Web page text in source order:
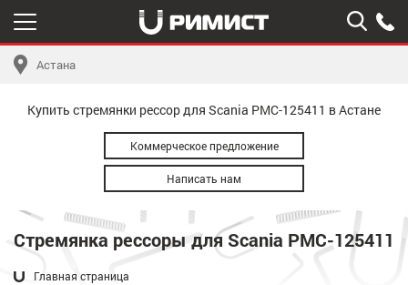
Астана
Купить стремянки рессор для Scania РМС-125411 в Астане
Коммерческое предложение
Написать нам
Стремянка рессоры для Scania РМС-125411
Главная страница